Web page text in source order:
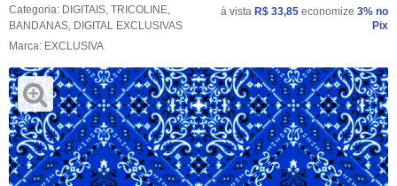
Categoria: DIGITAIS, TRICOLINE,
BANDANAS, DIGITAL EXCLUSIVAS
Marca: EXCLUSIVA
à vista R$ 33,85 economize 3% no
Pix